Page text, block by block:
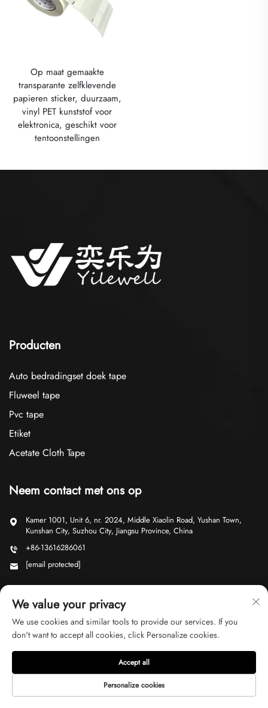
Op maat gemaakte
transparante zelfklevende
papieren sticker, duurzaam,
vinyl PET kunststof voor
elektronica, geschikt voor
tentoonstellingen
Producten
Auto bedradingset doek tape
Fluweel tape
Pvc tape
Etiket
Acetate Cloth Tape
Neem contact met ons op
Kamer 1001, Unit 6, nr. 2024, Middle Xiaolin Road, Yushan Town,
Kunshan City, Suzhou City, Jiangsu Province, China
+86-13616286061
[email protected]
Copyright © 2026 Suzhou Ji Yu Trading Co., Ltd. Alle rechten
voorbehouden Privacybeleid
We value your privacy
We use cookies and similar tools to provide our services. If you
don't want to accept all cookies, click Personalize cookies.
Personalize cookies
Accept all